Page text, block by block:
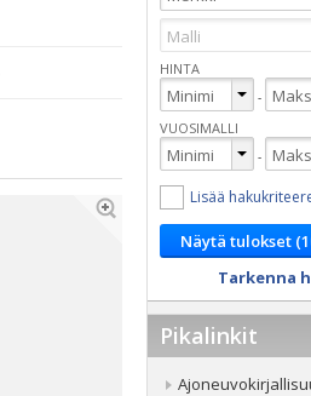
HINTA
-
VUOSIMALLI
-
Lisää
Tarkenna
Pikalinkit